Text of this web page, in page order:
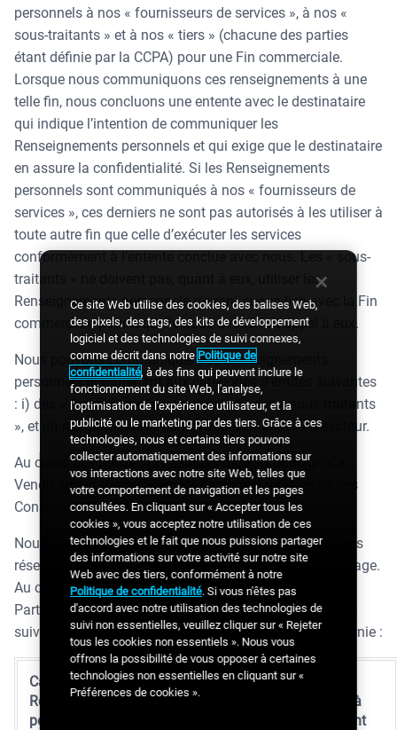
personnels à nos « fournisseurs de services », à nos «
sous-traitants » et à nos « tiers » (chacune des parties
étant définie par la CCPA) pour une Fin commerciale.
Lorsque nous communiquons ces renseignements à une
telle fin, nous concluons une entente avec le destinataire
qui indique l’intention de communiquer les
Renseignements personnels et qui exige que le destinataire
en assure la confidentialité. Si les Renseignements
personnels sont communiqués à nos « fournisseurs de
services », ces derniers ne sont pas autorisés à les utiliser à
toute autre fin que celle d’exécuter les services
conformément à l’entente conclue avec nous. Les « sous-
traitants » ne doivent pas, quant à eux, utiliser les
Renseignements personnels n’ayant aucun lien avec la Fin
commerciale pour laquelle nous avons fait appel à eux.
Nous pouvons communiquer vos Renseignements
personnels appartenant aux catégories d’entités suivantes
: i) des « fournisseurs de services », ii) des « sous-traitants
», et iii) nos partenaires commerciaux « tiers » du secteur.
Au cours des douze (12) derniers mois, Broadsign n’a
Vendu aucun Renseignement personnel au sujet de ses
Consommateurs de la Californie.
Nous Partageons des Renseignements personnels, sous
réserve de votre décision de ne plus permettre leur Partage.
Au cours des douze (12) derniers mois, Broadsign a
Partagé les Renseignements personnels des catégories
suivantes au sujet de ses Consommateurs de la Californie :
Catégorie de
Renseignements
personnels
Fin commerciale
justifiant le
Types
d’entités à
qui ils sont
Ce site Web utilise des cookies, des balises Web,
des pixels, des tags, des kits de développement
logiciel et des technologies de suivi connexes,
comme décrit dans notre Politique de
confidentialité, à des fins qui peuvent inclure le
fonctionnement du site Web, l'analyse,
l'optimisation de l'expérience utilisateur, et la
publicité ou le marketing par des tiers. Grâce à ces
technologies, nous et certains tiers pouvons
collecter automatiquement des informations sur
vos interactions avec notre site Web, telles que
votre comportement de navigation et les pages
consultées. En cliquant sur « Accepter tous les
cookies », vous acceptez notre utilisation de ces
technologies et le fait que nous puissions partager
des informations sur votre activité sur notre site
Web avec des tiers, conformément à notre
Politique de confidentialité. Si vous n'êtes pas
d'accord avec notre utilisation des technologies de
suivi non essentielles, veuillez cliquer sur « Rejeter
tous les cookies non essentiels ». Nous vous
offrons la possibilité de vous opposer à certaines
technologies non essentielles en cliquant sur «
Préférences de cookies ».